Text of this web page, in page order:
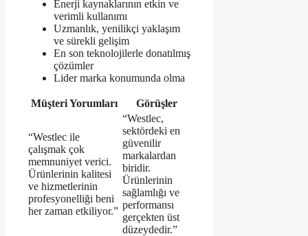
Enerji kaynaklarının etkin ve
verimli kullanımı
Uzmanlık, yenilikçi yaklaşım
ve sürekli gelişim
En son teknolojilerle donatılmış
çözümler
Lider marka konumunda olma
Müşteri Yorumları Görüşler
“Westlec ile
çalışmak çok
memnuniyet verici.
Ürünlerinin kalitesi
ve hizmetlerinin
profesyonelliği beni
her zaman etkiliyor.”
“Westlec,
sektördeki en
güvenilir
markalardan
biridir.
Ürünlerinin
sağlamlığı ve
performansı
gerçekten üst
düzeydedir.”